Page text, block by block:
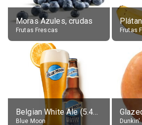
Moras Azules, crudas
Frutas Frescas Frutas
Belgian White Ale (5.4% alc.)
Blue Moon Dunkin'